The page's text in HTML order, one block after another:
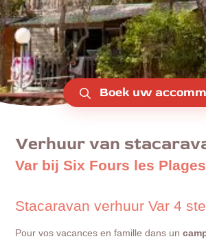
Boek uw
Verhuur van
Var bij Six Fours les Plages
Stacaravan verhuur Var 4
Pour vos vacances en famille dans un